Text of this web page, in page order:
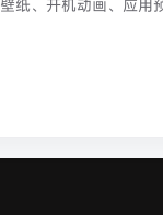
纸、开机动画、应用